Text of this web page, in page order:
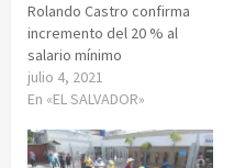
Rolando Castro confirma
incremento del 20 % al
salario mínimo
julio 4, 2021
En «EL SALVADOR»